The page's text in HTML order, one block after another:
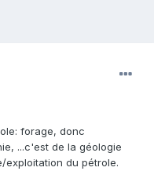
forage, donc
...c'est de la géologie
du pétrole.